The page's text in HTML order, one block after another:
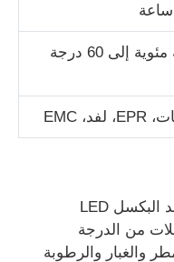
-20 درجة مئوية إلى 60 درجة
تضمن عقد البكسل LED
من الدرجة
والغبار والرطوبة